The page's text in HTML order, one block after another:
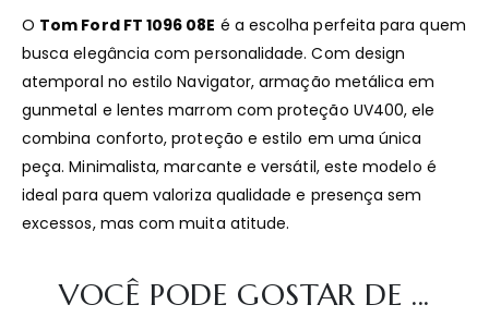
O Tom Ford FT 1096 08E é a escolha perfeita para quem
busca elegância com personalidade. Com design
atemporal no estilo Navigator, armação metálica em
gunmetal e lentes marrom com proteção UV400, ele
combina conforto, proteção e estilo em uma única
peça. Minimalista, marcante e versátil, este modelo é
ideal para quem valoriza qualidade e presença sem
excessos, mas com muita atitude.
VOCÊ PODE GOSTAR DE ...